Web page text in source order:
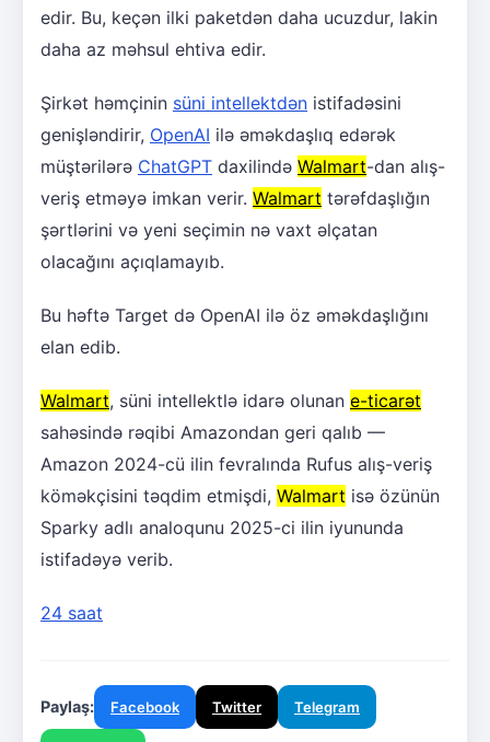
edir. Bu, keçən ilki paketdən daha ucuzdur, lakin
daha az məhsul ehtiva edir.
Şirkət həmçinin süni intellektdən istifadəsini
genişləndirir, OpenAI ilə əməkdaşlıq edərək
müştərilərə ChatGPT daxilində Walmart-dan alış-
veriş etməyə imkan verir. Walmart tərəfdaşlığın
şərtlərini və yeni seçimin nə vaxt əlçatan
olacağını açıqlamayıb.
Bu həftə Target də OpenAI ilə öz əməkdaşlığını
elan edib.
Walmart, süni intellektlə idarə olunan e-ticarət
sahəsində rəqibi Amazondan geri qalıb —
Amazon 2024-cü ilin fevralında Rufus alış-veriş
köməkçisini təqdim etmişdi, Walmart isə özünün
Sparky adlı analoqunu 2025-ci ilin iyununda
istifadəyə verib.
24 saat
Paylaş: Facebook Twitter Telegram